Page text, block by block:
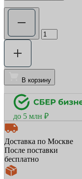
В корзину
до 5 млн ₽
Доставка по Москве
После поставки
бесплатно